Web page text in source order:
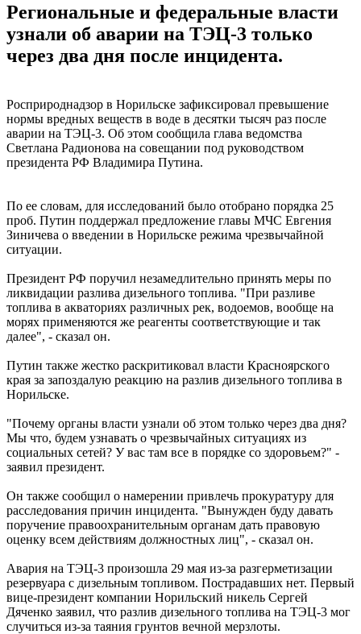
Региональные и федеральные власти
узнали об аварии на ТЭЦ-3 только
через два дня после инцидента.
Росприроднадзор в Норильске зафиксировал превышение
нормы вредных веществ в воде в десятки тысяч раз после
аварии на ТЭЦ-3. Об этом сообщила глава ведомства
Светлана Радионова на совещании под руководством
президента РФ Владимира Путина.
По ее словам, для исследований было отобрано порядка 25
проб. Путин поддержал предложение главы МЧС Евгения
Зиничева о введении в Норильске режима чрезвычайной
ситуации.
Президент РФ поручил незамедлительно принять меры по
ликвидации разлива дизельного топлива. "При разливе
топлива в акваториях различных рек, водоемов, вообще на
морях применяются же реагенты соответствующие и так
далее", - сказал он.
Путин также жестко раскритиковал власти Красноярского
края за запоздалую реакцию на разлив дизельного топлива в
Норильске.
"Почему органы власти узнали об этом только через два дня?
Мы что, будем узнавать о чрезвычайных ситуациях из
социальных сетей? У вас там все в порядке со здоровьем?" -
заявил президент.
Он также сообщил о намерении привлечь прокуратуру для
расследования причин инцидента. "Вынужден буду давать
поручение правоохранительным органам дать правовую
оценку всем действиям должностных лиц", - сказал он.
Авария на ТЭЦ-3 произошла 29 мая из-за разгерметизации
резервуара с дизельным топливом. Пострадавших нет. Первый
вице-президент компании Норильский никель Сергей
Дяченко заявил, что разлив дизельного топлива на ТЭЦ-3 мог
случиться из-за таяния грунтов вечной мерзлоты.